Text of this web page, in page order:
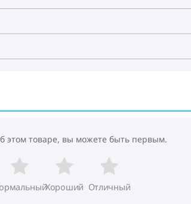
этом товаре, вы можете быть первым.
Хороший Отличный